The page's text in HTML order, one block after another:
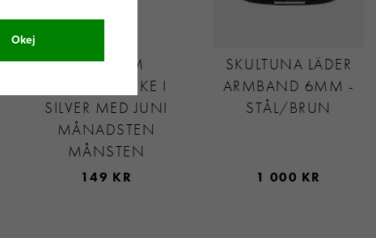
SVEDBOM
HÄNGSMYCKE I
SILVER MED JUNI
MÅNADSTEN
MÅNSTEN
149 KR
SKULTUNA LÄDER
ARMBAND 6MM -
STÅL/BRUN
1 000 KR
Okej